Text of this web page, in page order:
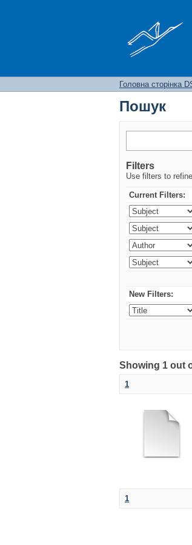
Головна сторінка
Пошук
Filters
Use filters to
Current Filters:
New Filters:
Showing 1 out
1
1